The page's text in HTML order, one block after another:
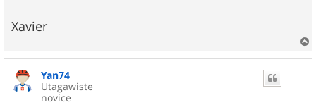
Xavier
a
Yan74
Utagawiste
novice